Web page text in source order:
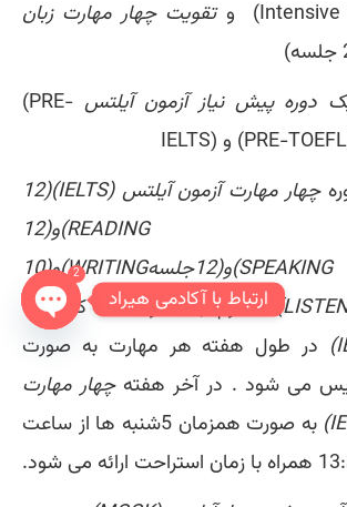
وتقویت چهار مهارت زبان
ک دوره پیش نیاز آزمون آیلتس (PRE-
چهار مهارت آزمون آیلتس (IELTS
)(12
READING
)و(12
SPEAKING)و(12جلسه WRITING
)و(10
). لازم به ذکر است کهدوره
) در طول هفته هر مهارت به صورت
می شود . در آخر هفتهچهار مهارت
)
به صورت همزمان 5شنبه ها از ساعت
ارتباط با آکادمی هیراد
chaty
2